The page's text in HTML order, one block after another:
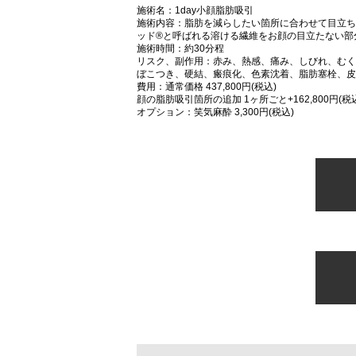
施術名：1day小顔脂肪吸引
施術内容：脂肪を減らしたい箇所に合わせて目立
ッド®と呼ばれる溶ける繊維をお顔の目立たない
施術時間：約30分程
リスク、副作用：赤み、熱感、痛み、しびれ、む
ぼこつき、硬結、瘢痕化、色素沈着、脂肪塞栓、
費用：通常価格 437,800円(税込)
顔の脂肪吸引箇所の追加 1ヶ所ごと+162,800円(税
オプション：笑気麻酔 3,300円(税込)